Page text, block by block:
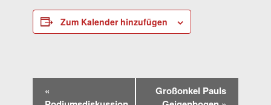
Zum Kalender hinzufügen
NAVIGATION
«
Großonkel Pauls